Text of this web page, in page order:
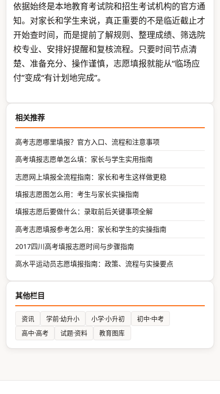
依据始终是本地教育考试院和招生考试机构的官方通
知。对家长和学生来说，真正重要的不是临近截止才
开始查时间，而是提前了解规则、整理成绩、筛选院
校专业、安排好提醒和复核流程。只要时间节点清
楚、准备充分、操作谨慎，志愿填报就能从“临场应
付”变成“有计划地完成”。
相关推荐
高考志愿哪里填报？官方入口、流程和注意事项
高考填报志愿单怎么填：家长与学生实用指南
志愿网上填报全流程指南：家长和考生这样做更稳
填报志愿图怎么用：考生与家长实操指南
填报志愿后要做什么：录取前后关键事项全解
高考志愿填报参考怎么用：家长和学生的实操指南
2017四川高考填报志愿时间与步骤指南
高水平运动员志愿填报指南：政策、流程与实操要点
其他栏目
资讯 学前·幼升小 小学·小升初
初中·中考
高中·高考
试题·资料 教育图库